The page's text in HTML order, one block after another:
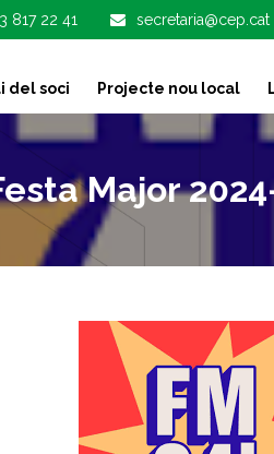
817 22 41 secretaria@cep.cat
del soci Projecte nou local
Major